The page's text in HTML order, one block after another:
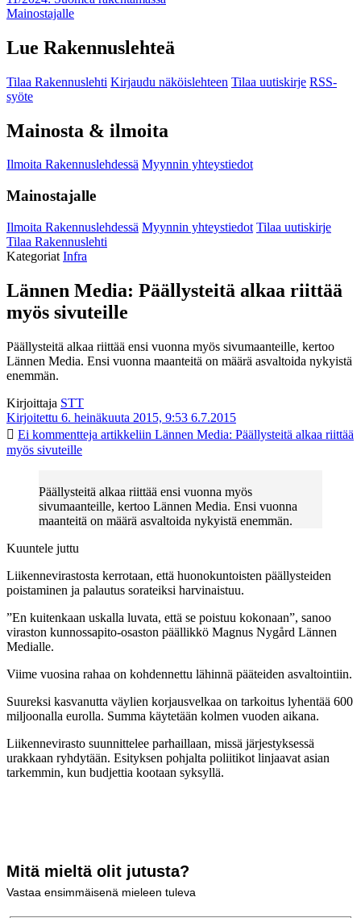
Mainostajalle
Lue Rakennuslehteä
Tilaa Rakennuslehti Kirjaudu näköislehteen Tilaa uutiskirje RSS-
syöte
Mainosta & ilmoita
Ilmoita Rakennuslehdessä Myynnin yhteystiedot
Mainostajalle
Ilmoita Rakennuslehdessä Myynnin yhteystiedot Tilaa uutiskirje
Tilaa Rakennuslehti
Kategoriat Infra
Lännen Media: Päällysteitä alkaa riittää
myös sivuteille
Päällysteitä alkaa riittää ensi vuonna myös sivumaanteille, kertoo
Lännen Media. Ensi vuonna maanteitä on määrä asvaltoida nykyistä
enemmän.
Kirjoittaja STT
Kirjoitettu 6. heinäkuuta 2015, 9:53 6.7.2015
Ei kommentteja artikkeliin Lännen Media: Päällysteitä alkaa riittää
myös sivuteille
Päällysteitä alkaa riittää ensi vuonna myös
sivumaanteille, kertoo Lännen Media. Ensi vuonna
maanteitä on määrä asvaltoida nykyistä enemmän.
Kuuntele juttu
Liikennevirastosta kerrotaan, että huonokuntoisten päällysteiden
poistaminen ja palautus sorateiksi harvinaistuu.
”En kuitenkaan uskalla luvata, että se poistuu kokonaan”, sanoo
viraston kunnossapito-osaston päällikkö Magnus Nygård Lännen
Medialle.
Viime vuosina rahaa on kohdennettu lähinnä pääteiden asvaltointiin.
Suureksi kasvanutta väylien korjausvelkaa on tarkoitus lyhentää 600
miljoonalla eurolla. Summa käytetään kolmen vuoden aikana.
Liikennevirasto suunnittelee parhaillaan, missä järjestyksessä
urakkaan ryhdytään. Esityksen pohjalta poliitikot linjaavat asian
tarkemmin, kun budjettia kootaan syksyllä.
Mitä mieltä olit jutusta?
Vastaa ensimmäisenä mieleen tuleva